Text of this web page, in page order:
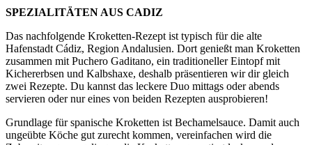
SPEZIALITÄTEN AUS CADIZ
Das nachfolgende Kroketten-Rezept ist typisch für die alte
Hafenstadt Cádiz, Region Andalusien. Dort genießt man Kroketten
zusammen mit Puchero Gaditano, ein traditioneller Eintopf mit
Kichererbsen und Kalbshaxe, deshalb präsentieren wir dir gleich
zwei Rezepte. Du kannst das leckere Duo mittags oder abends
servieren oder nur eines von beiden Rezepten ausprobieren!
Grundlage für spanische Kroketten ist Bechamelsauce. Damit auch
ungeübte Köche gut zurecht kommen, vereinfachen wird die